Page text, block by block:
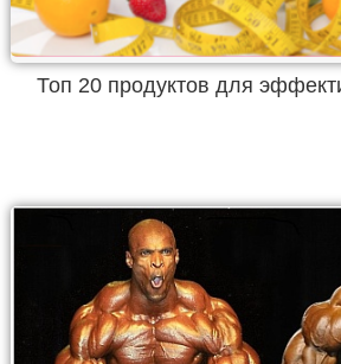
Топ 20 продуктов для